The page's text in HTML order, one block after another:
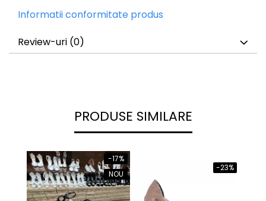
Informatii conformitate produs
Review-uri (0)
PRODUSE SIMILARE
-17%
NOU
-23%